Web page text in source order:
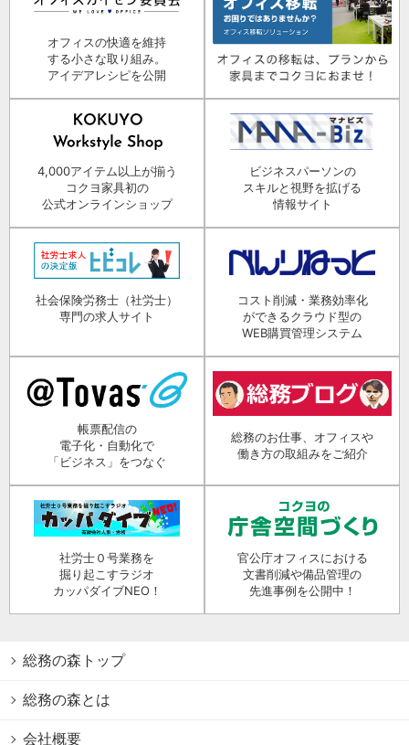
オフィスの快適を維持
する小さな取り組み。
アイデアレシピを公開
4,000アイテム以上が揃う
コクヨ家具初の
公式オンラインショップ
ビジネスパーソンの
スキルと視野を拡げる
情報サイト
社会保険労務士（社労士）
専門の求人サイト
コスト削減・業務効率化
ができるクラウド型の
WEB購買管理システム
帳票配信の
電子化・自動化で
「ビジネス」をつなぐ
総務のお仕事、オフィスや
働き方の取組みをご紹介
社労士０号業務を
掘り起こすラジオ
カッパダイブNEO！
官公庁オフィスにおける
文書削減や備品管理の
先進事例を公開中！
総務の森トップ
総務の森とは
会社概要